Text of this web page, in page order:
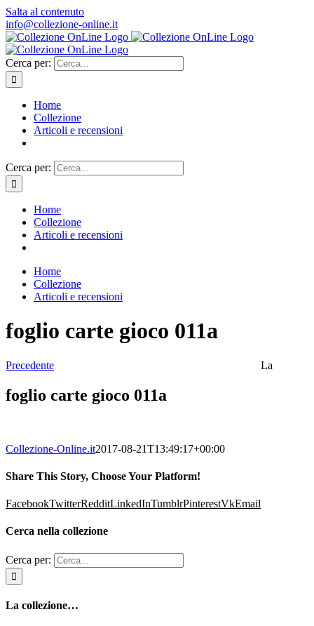
Salta al contenuto
info@collezione-online.it
Cerca per:
Home
Collezione
Articoli e recensioni
Cerca per:
Home
Collezione
Articoli e recensioni
Home
Collezione
Articoli e recensioni
foglio carte gioco 011a
Precedente
foglio carte gioco 011a
Collezione-Online.it2017-08-21T13:49:17+00:00
Share This Story, Choose Your Platform!
FacebookTwitterRedditLinkedInTumblrPinterestVkEmail
Cerca nella collezione
Cerca per:
La collezione…
La